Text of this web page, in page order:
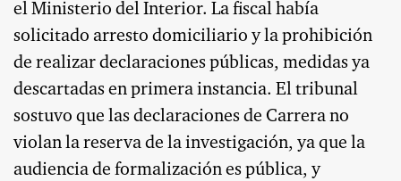
el Ministerio del Interior. La fiscal había
solicitado arresto domiciliario y la prohibición
de realizar declaraciones públicas, medidas ya
descartadas en primera instancia. El tribunal
sostuvo que las declaraciones de Carrera no
violan la reserva de la investigación, ya que la
audiencia de formalización es pública, y